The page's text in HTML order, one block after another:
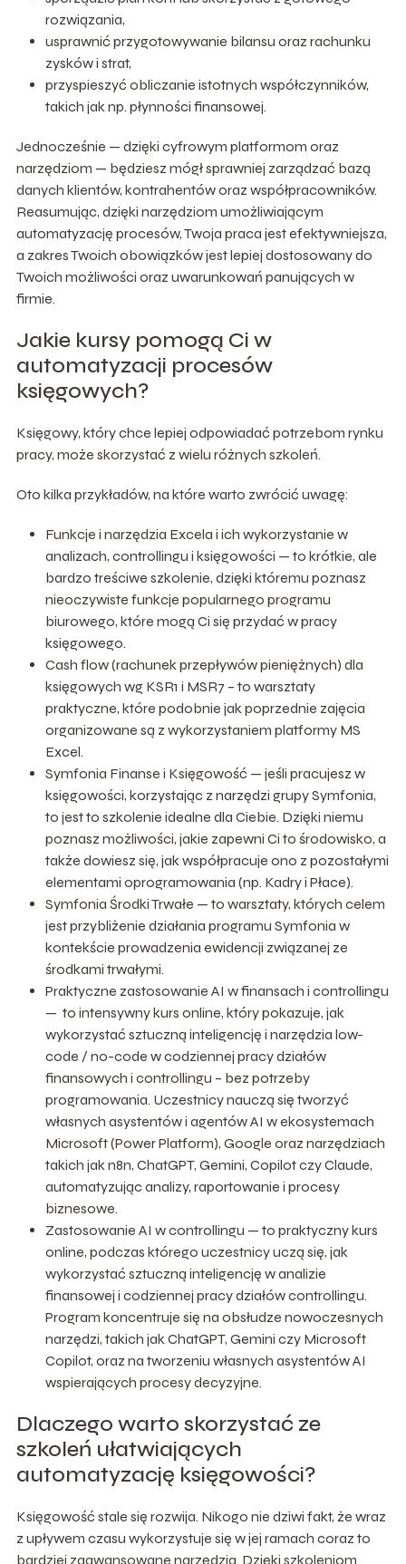
rozwiązania,
usprawnić przygotowywanie bilansu oraz rachunku
zysków i strat,
przyspieszyć obliczanie istotnych współczynników,
takich jak np. płynności finansowej.
Jednocześnie — dzięki cyfrowym platformom oraz
narzędziom — będziesz mógł sprawniej zarządzać bazą
danych klientów, kontrahentów oraz współpracowników.
Reasumując, dzięki narzędziom umożliwiającym
automatyzację procesów, Twoja praca jest efektywniejsza,
a zakres Twoich obowiązków jest lepiej dostosowany do
Twoich możliwości oraz uwarunkowań panujących w
firmie.
Jakie kursy pomogą Ci w
automatyzacji procesów
księgowych?
Księgowy, który chce lepiej odpowiadać potrzebom rynku
pracy, może skorzystać z wielu różnych szkoleń.
Oto kilka przykładów, na które warto zwrócić uwagę:
Funkcje i narzędzia Excela i ich wykorzystanie w
analizach, controllingu i księgowości — to krótkie, ale
bardzo treściwe szkolenie, dzięki któremu poznasz
nieoczywiste funkcje popularnego programu
biurowego, które mogą Ci się przydać w pracy
księgowego.
Cash flow (rachunek przepływów pieniężnych) dla
księgowych wg KSR1 i MSR7 – to warsztaty
praktyczne, które podobnie jak poprzednie zajęcia
organizowane są z wykorzystaniem platformy MS
Excel.
Symfonia Finanse i Księgowość — jeśli pracujesz w
księgowości, korzystając z narzędzi grupy Symfonia,
to jest to szkolenie idealne dla Ciebie. Dzięki niemu
poznasz możliwości, jakie zapewni Ci to środowisko, a
także dowiesz się, jak współpracuje ono z pozostałymi
elementami oprogramowania (np. Kadry i Płace).
Symfonia Środki Trwałe — to warsztaty, których celem
jest przybliżenie działania programu Symfonia w
kontekście prowadzenia ewidencji związanej ze
środkami trwałymi.
Praktyczne zastosowanie AI w finansach i controllingu
— to intensywny kurs online, który pokazuje, jak
wykorzystać sztuczną inteligencję i narzędzia low-
code / no-code w codziennej pracy działów
finansowych i controllingu – bez potrzeby
programowania. Uczestnicy nauczą się tworzyć
własnych asystentów i agentów AI w ekosystemach
Microsoft (Power Platform), Google oraz narzędziach
takich jak n8n, ChatGPT, Gemini, Copilot czy Claude,
automatyzując analizy, raportowanie i procesy
biznesowe.
Zastosowanie AI w controllingu — to praktyczny kurs
online, podczas którego uczestnicy uczą się, jak
wykorzystać sztuczną inteligencję w analizie
finansowej i codziennej pracy działów controllingu.
Program koncentruje się na obsłudze nowoczesnych
narzędzi, takich jak ChatGPT, Gemini czy Microsoft
Copilot, oraz na tworzeniu własnych asystentów AI
wspierających procesy decyzyjne.
Dlaczego warto skorzystać ze
szkoleń ułatwiających
automatyzację księgowości?
Księgowość stale się rozwija. Nikogo nie dziwi fakt, że wraz
z upływem czasu wykorzystuje się w jej ramach coraz to
bardziej zaawansowane narzędzia. Dzięki szkoleniom